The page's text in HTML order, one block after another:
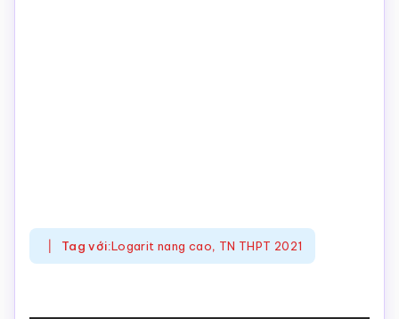
Tag với:Logarit nang cao, TN THPT 2021